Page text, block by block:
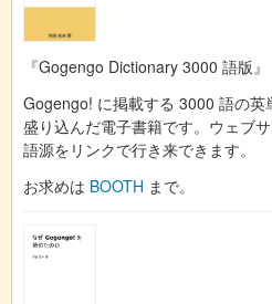
『Gogengo Dictionary 3000 語版』
Gogengo! に掲載する 3000 語の英
盛り込んだ電子書籍です。ウェブ
語源をリンクで行き来できます。
お求めは BOOTH まで。